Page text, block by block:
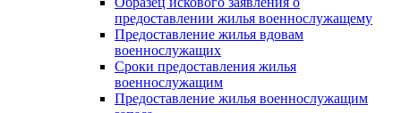
предоставлении жилья военнослужащему
Предоставление жилья вдовам
военнослужащих
Сроки предоставления жилья
военнослужащим
Предоставление жилья военнослужащим